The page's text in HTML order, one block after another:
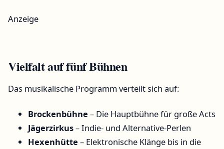
Anzeige
Vielfalt auf fünf Bühnen
Das musikalische Programm verteilt sich auf:
Brockenbühne – Die Hauptbühne für große Acts
Jägerzirkus– Indie- und Alternative-Perlen
Hexenhütte – Elektronische Klänge bis in die